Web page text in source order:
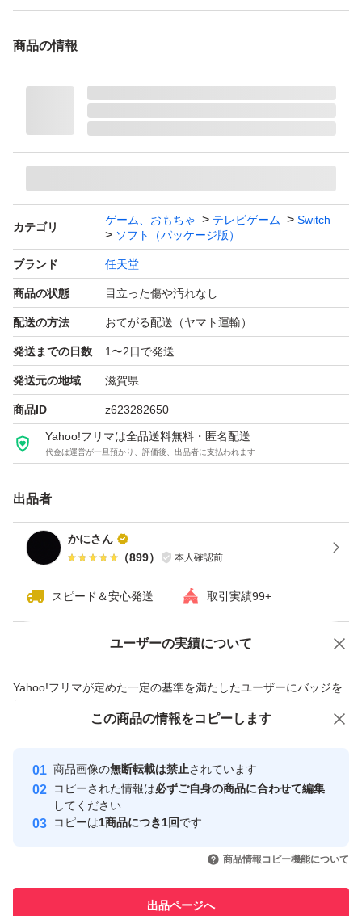
商品の情報
カテゴリ
ゲーム、おもちゃ テレビゲーム
Switch
ソフト（パッケージ版）
ブランド 任天堂
商品の状態 目立った傷や汚れなし
配送の方法 おてがる配送（ヤマト運輸）
発送までの日数 1〜2日で発送
発送元の地域 滋賀県
商品ID z623282650
Yahoo!フリマは全品送料無料・匿名配送
代金は運営が一旦預かり、評価後、出品者に支払われます
出品者
かにさん
（899） 本人確認前
スピード＆安心発送 取引実績99+
ユーザーの実績について
Yahoo!フリマが定めた一定の基準を満たしたユーザーにバッジを
付与しています
安心取引出品者
心・安全なユーザーです
取引実績
引を完了させた実績があります
での取引実績があります
価格の相談 商品への質問
この商品の情報をコピーします
商品画像の無断転載は禁止されています
コピーされた情報は必ずご自身の商品に合わせて編集
してください
コピーは1商品につき1回です
商品情報コピー機能について
出品ページへ
この商品をみている人にオススメ